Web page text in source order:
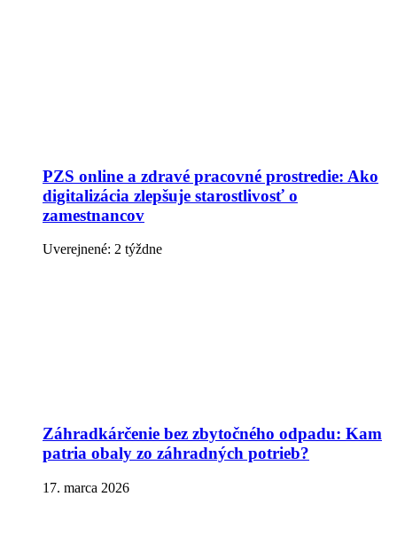
PZS online a zdravé pracovné prostredie: Ako
digitalizácia zlepšuje starostlivosť o
zamestnancov
Uverejnené: 2 týždne
Záhradkárčenie bez zbytočného odpadu: Kam
patria obaly zo záhradných potrieb?
17. marca 2026